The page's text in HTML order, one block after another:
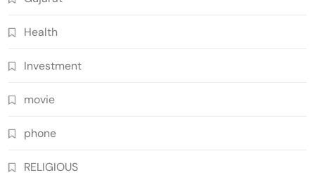
Health
Investment
movie
phone
RELIGIOUS